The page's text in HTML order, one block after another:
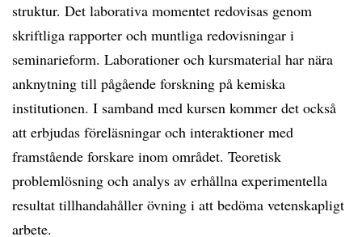
struktur. Det laborativa momentet redovisas genom
skriftliga rapporter och muntliga redovisningar i
seminarieform. Laborationer och kursmaterial har nära
anknytning till pågående forskning på kemiska
institutionen. I samband med kursen kommer det också
att erbjudas föreläsningar och interaktioner med
framstående forskare inom området. Teoretisk
problemlösning och analys av erhållna experimentella
resultat tillhandahåller övning i att bedöma vetenskapligt
arbete.